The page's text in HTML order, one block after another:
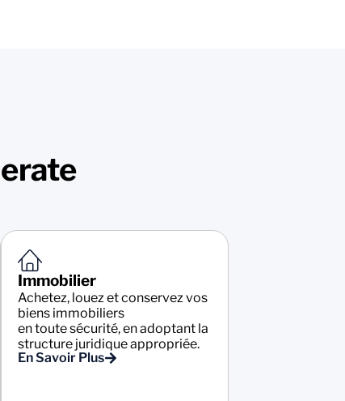
Immobilier
Achetez, louez et conservez vos
biens immobiliers
en toute sécurité, en adoptant la
structure juridique appropriée.
En Savoir Plus